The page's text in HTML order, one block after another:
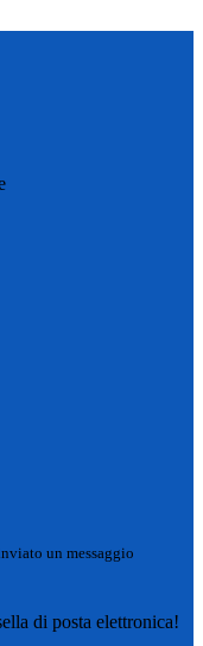
un messaggio
di posta elettronica!